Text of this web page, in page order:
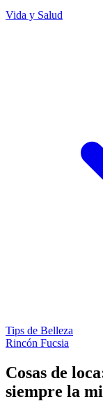
Vida y Salud
Tips de Belleza
Rincón Fucsia
Cosas de
siempre la